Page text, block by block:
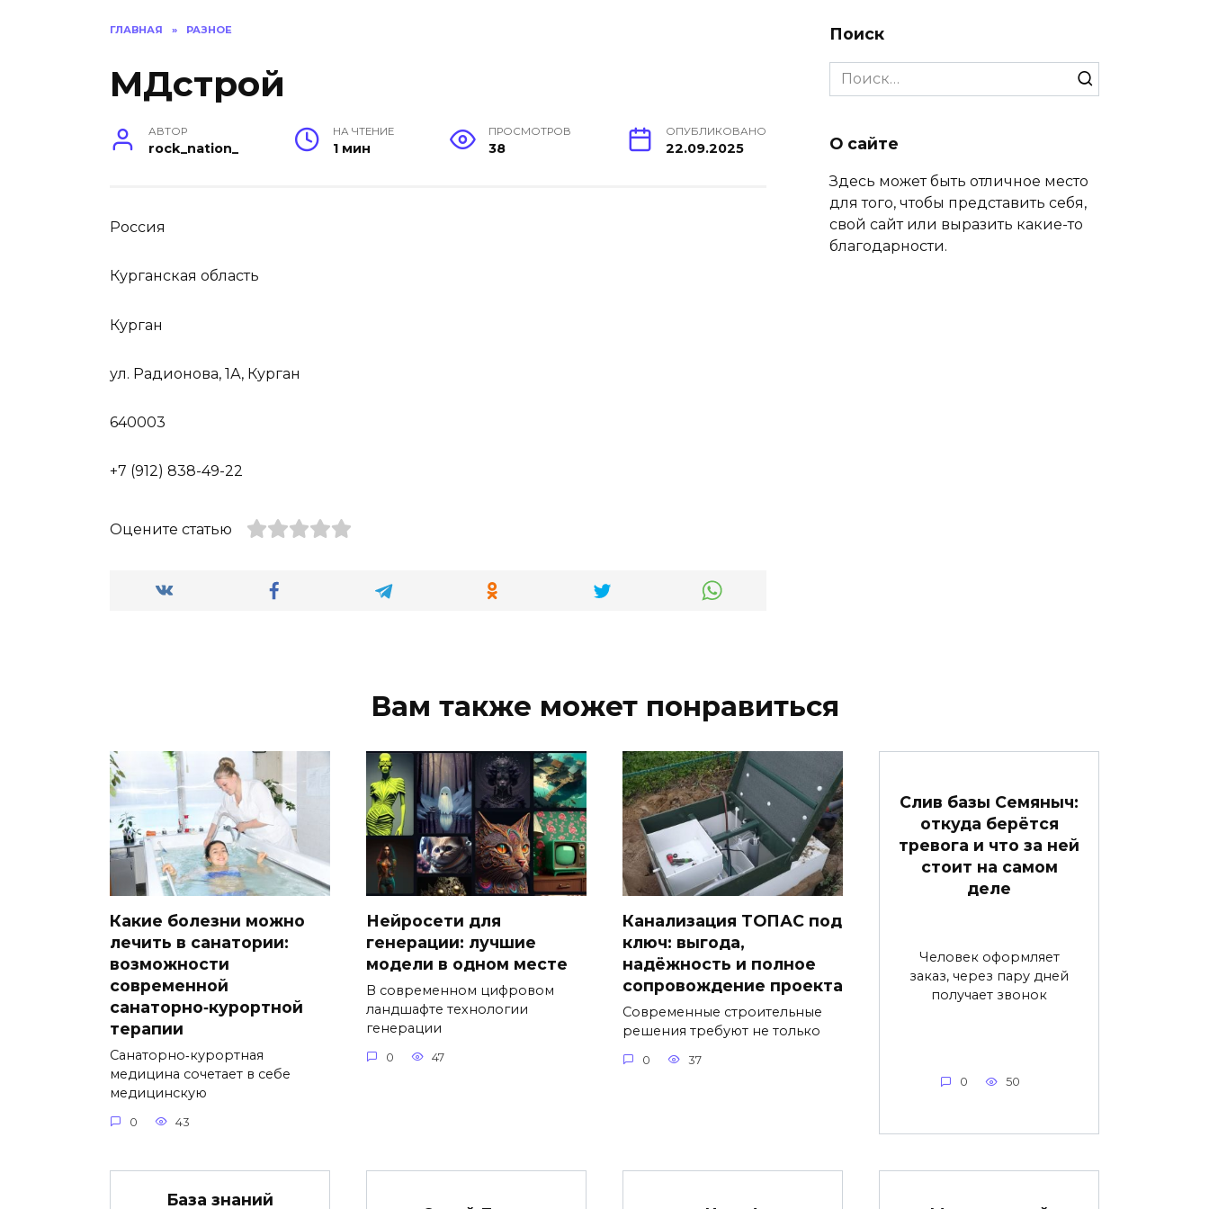
ГЛАВНАЯ » РАЗНОЕ
МДстрой
АВТОР
rock_nation_
НА ЧТЕНИЕ
1 мин
ПРОСМОТРОВ
38
ОПУБЛИКОВАНО
22.09.2025
Россия
Курганская область
Курган
ул. Радионова, 1А, Курган
640003
+7 (912) 838-49-22
Оцените статью
Поиск
Search
for:
О сайте
Здесь может быть отличное место
для того, чтобы представить себя,
свой сайт или выразить какие-то
благодарности.
Вам также может понравиться
Какие болезни можно
лечить в санатории:
возможности
современной
санаторно‑курортной
терапии
Санаторно‑курортная
медицина сочетает в себе
медицинскую
0 43
Нейросети для
генерации: лучшие
модели в одном месте
В современном цифровом
ландшафте технологии
генерации
0 47
Канализация ТОПАС под
ключ: выгода,
надёжность и полное
сопровождение проекта
Современные строительные
решения требуют не только
0 37
Слив базы Семяныч:
откуда берётся
тревога и что за ней
стоит на самом
деле
Человек оформляет
заказ, через пару дней
получает звонок
0 50
База знаний